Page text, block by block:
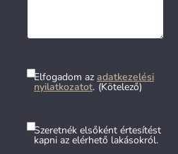
Elfogadom az adatkezelési
nyilatkozatot. (Kötelező)
Szeretnék elsőként értesítést
kapni az elérhető lakásokról.